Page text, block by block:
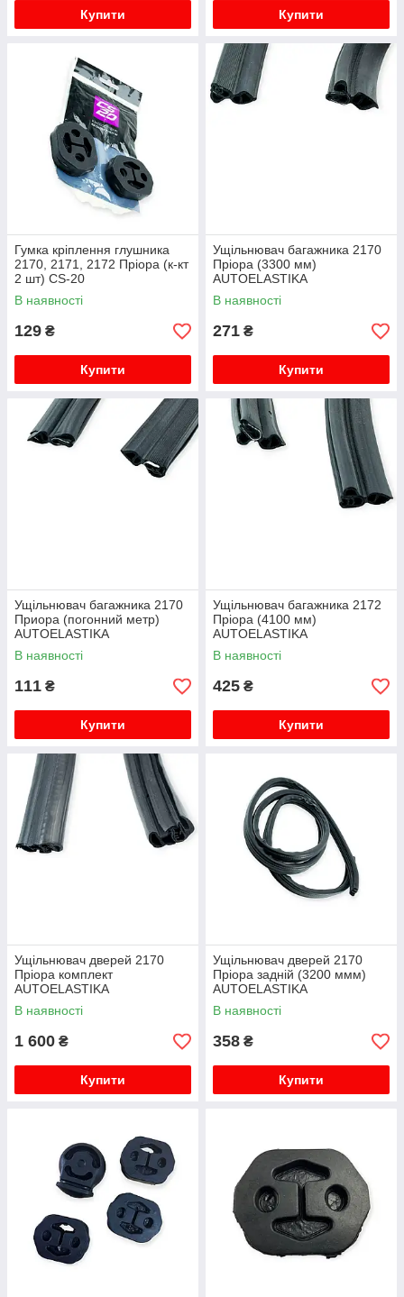
Купити Купити
Гумка кріплення глушника
2170, 2171, 2172 Пріора (к-кт
2 шт) CS-20
В наявності
129 ₴
Купити
Ущільнювач багажника 2170
Пріора (3300 мм)
AUTOELASTIKA
В наявності
271 ₴
Купити
Ущільнювач багажника 2170
Приора (погонний метр)
AUTOELASTIKA
В наявності
111 ₴
Купити
Ущільнювач багажника 2172
Пріора (4100 мм)
AUTOELASTIKA
В наявності
425 ₴
Купити
Ущільнювач дверей 2170
Пріора комплект
AUTOELASTIKA
В наявності
1 600 ₴
Купити
Ущільнювач дверей 2170
Пріора задній (3200 ммм)
AUTOELASTIKA
В наявності
358 ₴
Купити